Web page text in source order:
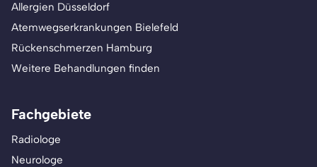
Allergien Düsseldorf
Atemwegserkrankungen Bielefeld
Rückenschmerzen Hamburg
Weitere Behandlungen finden
Fachgebiete
Radiologe
Neurologe